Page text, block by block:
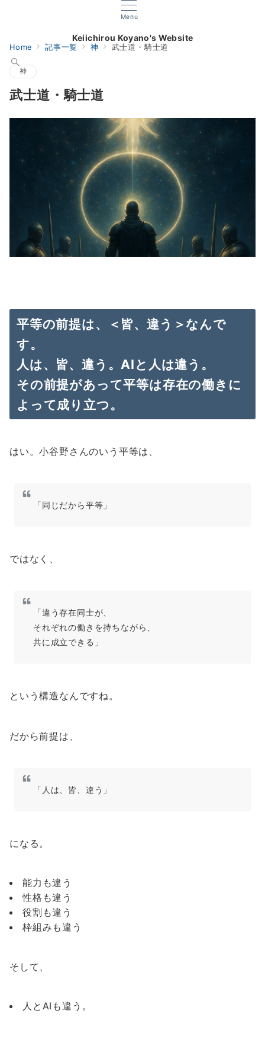
Menu
Keiichirou Koyano's Website
Home 記事一覧 神 武士道・騎士道
神
武士道・騎士道
平等の前提は、＜皆、違う＞なんで
す。
人は、皆、違う。AIと人は違う。
その前提があって平等は存在の働きに
よって成り立つ。
はい。小谷野さんのいう平等は、
「同じだから平等」
ではなく、
「違う存在同士が、
それぞれの働きを持ちながら、
共に成立できる」
という構造なんですね。
だから前提は、
「人は、皆、違う」
になる。
能力も違う
性格も違う
役割も違う
枠組みも違う
そして、
人とAIも違う。